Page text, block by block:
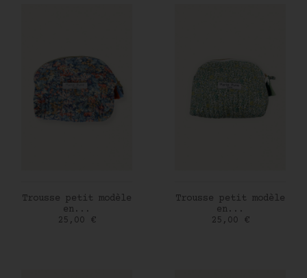
AJOUTER AU PANIER
Trousse petit modèle
en...
Prix
25,00 €
AJOUTER AU PANIER
Trousse petit modèle
en...
Prix
25,00 €